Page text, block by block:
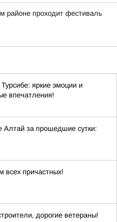
районе проходит фестиваль
яркие эмоции и
впечатления!
Алтай за прошедшие сутки:
всех причастных!
дорогие ветераны!